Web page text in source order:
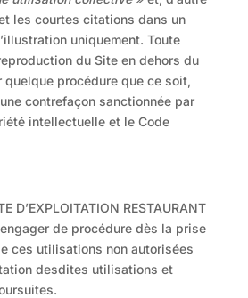
les courtes citations dans un
uniquement. Toute
du Site en dehors du
procédure que ce soit,
contrefaçon sanctionnée par
intellectuelle et le Code
D’EXPLOITATION RESTAURANT
de procédure dès la prise
ces utilisations non autorisées
desdites utilisations et